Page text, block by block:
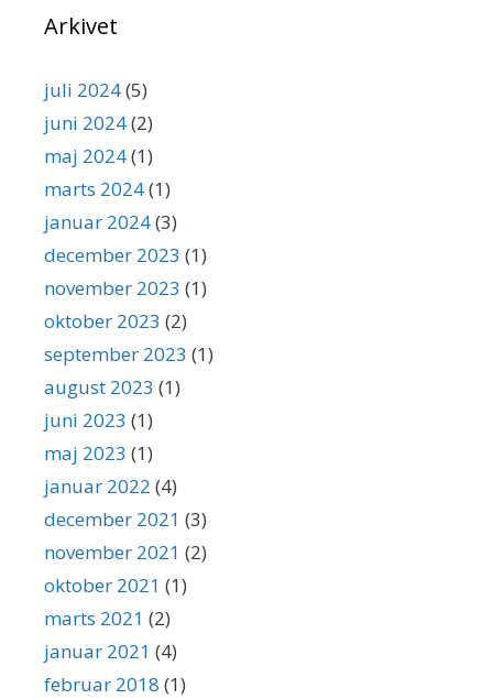
Arkivet
juli 2024(5)
juni 2024(2)
maj 2024(1)
marts 2024(1)
januar 2024(3)
december 2023 (1)
november 2023 (1)
oktober 2023 (2)
september 2023 (1)
august 2023 (1)
juni 2023 (1)
maj 2023 (1)
januar 2022 (4)
december 2021 (3)
november 2021 (2)
oktober 2021 (1)
marts 2021 (2)
januar 2021 (4)
februar 2018 (1)